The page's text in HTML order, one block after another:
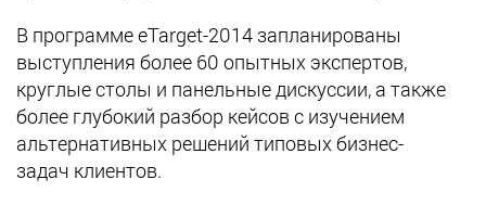
В программе eTarget-2014 запланированы
выступления более 60 опытных экспертов,
круглые столы и панельные дискуссии, а также
более глубокий разбор кейсов с изучением
альтернативных решений типовых бизнес-
задач клиентов.